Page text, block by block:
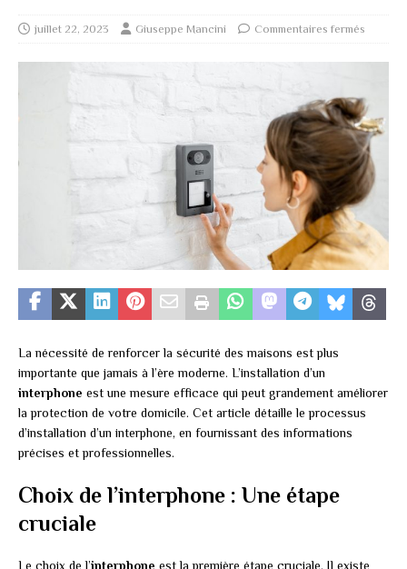
juillet 22, 2023 Giuseppe Mancini Commentaires fermés
La nécessité de renforcer la sécurité des maisons est plus
importante que jamais à l’ère moderne. L’installation d’un
interphone est une mesure efficace qui peut grandement améliorer
la protection de votre domicile. Cet article détaille le processus
d’installation d’un interphone, en fournissant des informations
précises et professionnelles.
Choix de l’interphone : Une étape
cruciale
Le choix de l’interphone est la première étape cruciale. Il existe